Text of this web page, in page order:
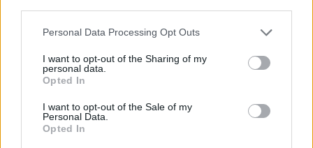
Please note that this website/app uses one or more Google
not limited to your visit or usage behaviour. You may click to
grant or deny consent to Google and its third-party tags to
use your data for below specified purposes in below Google
consent section.
Personal Data Processing Opt Outs
I want to opt-out of the Sharing of my
personal data.
Opted In
I want to opt-out of the Sale of my
Personal Data.
Opted In
attraverso unapproccio multidisciplinaree una
collaborazione tra tutti i soggetti coinvolti sarà
salute pubblica
AUTORE